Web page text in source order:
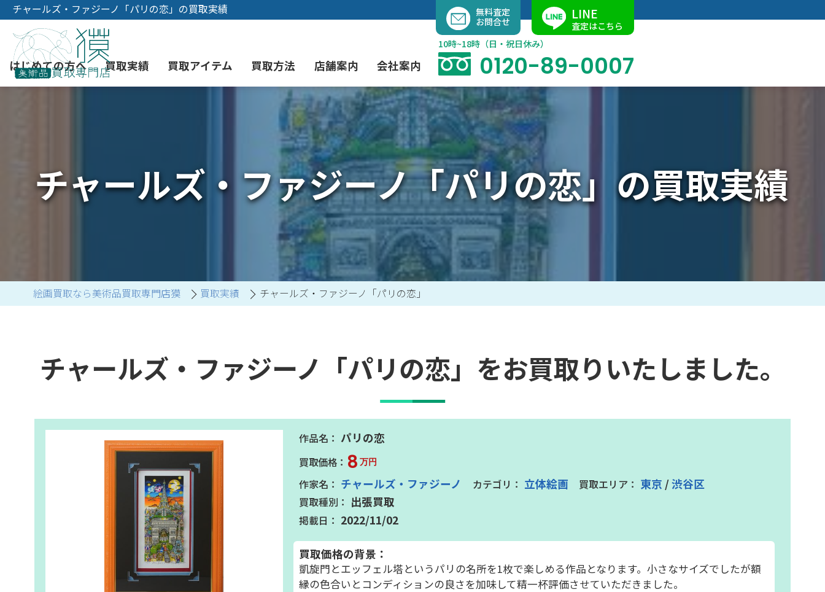
容
キ
ッ
プ
チャールズ・ファジーノ「パリの恋」の買取実績
はじめての方へ
よくあるご質問
YOUTUBE instagram Facebook
買取実績 買取アイテム
現代アート買取
骨董品買取 茶道具買取 陶磁器・陶器買取
彫刻・ブロンズ買取
工芸品買取
買取方法
出張買取（無料）
宅配・郵送買取 業者間オークション出品代行 催事買取
店舗案内
大阪店
会社案内
当社の特徴
消費者志向自主宣言
無料査定
お問合せ
LINE
査定はこちら
10時~18時（日・祝日休み）
0120-89-0007
チャールズ・ファジーノ「パリの恋」の買取実績
絵画買取なら美術品買取専門店獏 買取実績 チャールズ・ファジーノ「パリの恋」
チャールズ・ファジーノ「パリの恋」をお買取りいたしました。
パリの恋
8 万円
チャールズ・ファジーノ 立体絵画 東京 /渋谷区
出張買取
2022/11/02
買取価格の背景：
凱旋門とエッフェル塔というパリの名所を1枚で楽しめる作品となります。小さなサイズでしたが額
縁の色合いとコンディションの良さを加味して精一杯評価させていただきました。